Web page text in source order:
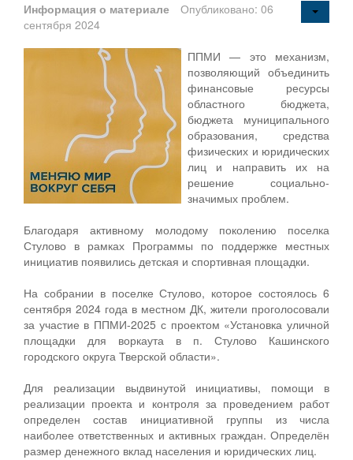
Информация о материале
Опубликовано: 06
сентября 2024
ППМИ — это механизм,
позволяющий объединить
финансовые ресурсы
областного бюджета,
бюджета муниципального
образования, средства
физических и юридических
лиц и направить их на
решение социально-
значимых проблем.
Благодаря активному молодому поколению поселка
Стулово в рамках Программы по поддержке местных
инициатив появились детская и спортивная площадки.
На собрании в поселке Стулово, которое состоялось 6
сентября 2024 года в местном ДК, жители проголосовали
за участие в ППМИ-2025 с проектом «Установка уличной
площадки для воркаута в п. Стулово Кашинского
городского округа Тверской области».
Для реализации выдвинутой инициативы, помощи в
реализации проекта и контроля за проведением работ
определен состав инициативной группы из числа
наиболее ответственных и активных граждан. Определён
размер денежного вклад населения и юридических лиц.